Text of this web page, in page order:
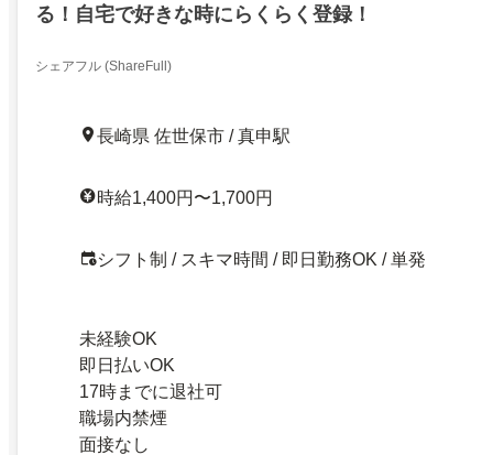
る！自宅で好きな時にらくらく登録！
シェアフル (ShareFull)
長崎県 佐世保市 / 真申駅
時給1,400円〜1,700円
シフト制 / スキマ時間 / 即日勤務OK / 単発
未経験OK
即日払いOK
17時までに退社可
職場内禁煙
面接なし